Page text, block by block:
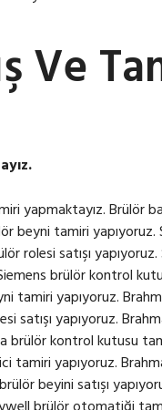
Ve
tamiri yapıyoruz. Geox brülör beyini satışı yapıyoruz. Geox brülör rolesi tamiri yapıyoruz. Geox brülör rolesi satışı yapıyoruz. Geox brülör otomatiği tamiri yapıyoruz. Geox brülör otomatiği satışı yapıyoruz. Geox brülör kontrol kutusu tamiri yapıyoruz. Geox brülör kontrol kutusu satışı yapıyoruz. Geox brülör denetleyici tamiri yapıyoruz. SIEMENS LME21.130C2 satış ve tamiri yapıyoruz. SIEMENS LME21.230C2 satış ve tamiri yapıyoruz. SIEMENS LME21.330C2 satış ve tamiri yapıyoruz. SIEMENS LME21.350C2 satış ve tamiri yapıyoruz. SIEMENS LME21.550C2 satış ve tamiri yapıyoruz. SIEMENS LME22.131C2 satış ve tamiri yapıyoruz. SIEMENS LME22.231C2 satış ve tamiri yapıyoruz. SIEMENS LME22.232C2 satış ve tamiri yapıyoruz. SIEMENS LME22.233C2 satış ve tamiri yapıyoruz. SIEMENS LME22.331C2 satış ve tamiri yapıyoruz. SIEMENS LGA52.171B27 satış ve tamiri yapıyoruz. SIEMENS LME39.400A2 satış ve tamiri yapıyoruz. SIEMENS LME41.054C2 satış ve tamiri yapıyoruz. SIEMENS LME41.091C2 satış ve tamiri yapıyoruz. SIEMENS LGB21.330A27 satış ve tamiri yapıyoruz. SIEMENS LGB21.130A27 satış ve tamiri yapıyoruz. SIEMENS LGB21.230A27 satış ve tamiri yapıyoruz. SIEMENS LGB21.350A27 satış ve tamiri yapıyoruz. SIEMENS LGB21.550A27 satış ve tamiri yapıyoruz. SIEMENS LGB21.330A27 satış ve tamiri yapıyoruz. SIEMENS LGB22.230B27 satış ve tamiri yapıyoruz. SIEMENS LGB32.330A27 satış ve tamiri yapıyoruz. SIEMENS LGB22.130A27 satış ve tamiri yapıyoruz. SIEMENS LGB41.258A27 satış ve tamiri yapıyoruz. SIEMENS LGB22.330A27 satış ve tamiri yapıyoruz. SIEMENS LME11.330C2BT satış ve tamiri yapıyoruz. SIEMENS LME21.430C2BT satış ve tamiri yapıyoruz. SIEMENS LMO44.255C2BT satış ve tamiri yapıyoruz. SIEMENS LME22.233C2BT satış ve tamiri yapıyoruz. SIEMENS LME22.331C2BT satış ve tamiri yapıyoruz. SIEMENS LME21.330C2BT satış ve tamiri yapıyoruz. SIEMENS LME22.233C2RL satış ve tamiri yapıyoruz. SIEMENS LME21.430C2 satış ve tamiri yapıyoruz. SIEMENS LME21.130C2RL satış ve tamiri yapıyoruz. SIEMENS LME21.330A2BT satış ve tamiri yapıyoruz. SIEMENS LMO14.111C2BT satış ve tamiri yapıyoruz. SIEMENS